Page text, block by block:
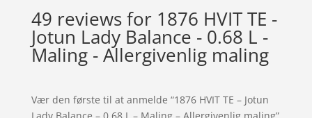
49 reviews for 1876 HVIT TE -
Jotun Lady Balance - 0.68 L -
Maling - Allergivenlig maling
Vær den første til at anmelde “1876 HVIT TE – Jotun
Lady Balance – 0.68 L – Maling – Allergivenlig maling”